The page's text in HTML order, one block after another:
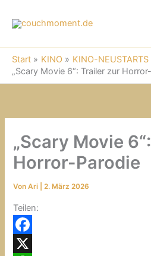
Inhalt
Start KINO
KINO-NEUSTARTS
„Scary Movie 6“: Trailer zur
„Scary Movie
Horror-Parodie
VonAri |2. März 2026
Teilen:
F
R
C
V